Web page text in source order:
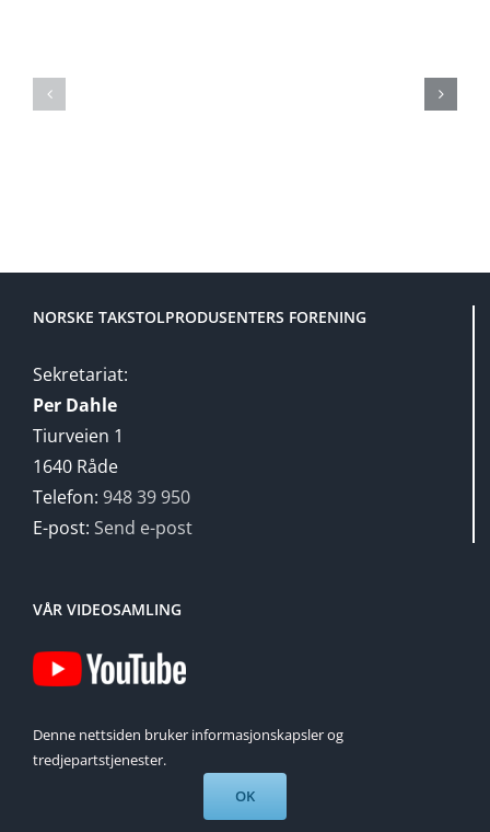
NORSKE TAKSTOLPRODUSENTERS FORENING
Sekretariat:
Per Dahle
Tiurveien 1
1640 Råde
Telefon: 948 39 950
E-post: Send e-post
VÅR VIDEOSAMLING
Copyright 2021 NTF - Utviklet av
Denne nettsiden bruker informasjonskapsler og
tredjepartstjenester.
OK